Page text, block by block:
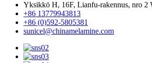
Yksikkö H, 16F, Lianfu-rakennus, nro 2
+86 13779943813
+86 (0)592-5805381
sunicel@chinamelamine.com